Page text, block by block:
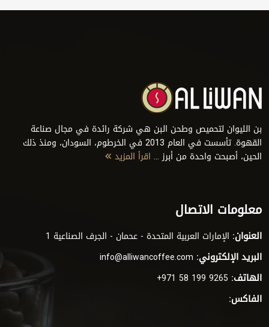
بن الليوان لتحميص وطحن البن هي شركة رائدة في مجال صناعة
القهوة. تأسست في العام 2013 في الخرطوم، السودان، ومنذ ذلك
الحين، أصبحت واحدة من أبرز ... اقرأ المزيد
معلومات الاتصال
العنوان: الإمارات العربية المتحدة - عحمان - الجرف الصناعية 1
البريد الإلكتروني:
الهاتف: +971 58 199 9265
الفاكس: